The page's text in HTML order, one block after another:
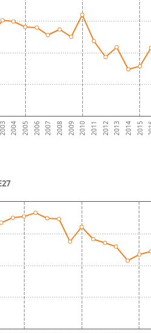
2003 2004 2005 2006 2007 2008 2009 2010 2011 2012 2013 2014 2015